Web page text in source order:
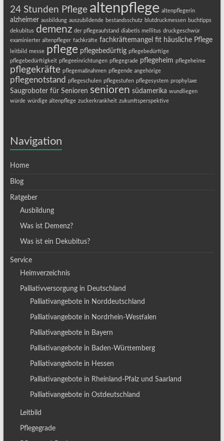
24 Stunden Pflege altenpflege altenpflegerin
alzheimer ausbildung auszubildende bestandsschutz blutdruckmessen buchtipps
dekubitus demenz der pflegeaufstand diabetis mellitus druckgeschwür
examinierter altenpfleger fachkräfte fachkräftemangel fit häusliche Pflege
leitbild messe pflege pflegebedürftig pflegebedürftige
pflegebedürftigkeit pflegeeinrichtungen pflegegrade pflegeheim pflegeheime
pflegekräfte pflegemaßnahmen pflegende angehörige
pflegenotstand pflegeschulen pflegestufen pflegesystem prophylaxe
Saugroboter für Senioren senioren südamerika wundliegen
würde würdige altenpflege zuckerkrankheit zukunftsperspektive
Navigation
Home
Blog
Ratgeber
Ausbildung
Was ist Demenz?
Was ist ein Dekubitus?
Service
Heimverzeichnis
Palliativversorgung in Deutschland
Palliativangebote in Norddeutschland
Palliativangebote in Nordrhein-Westfalen
Palliativangebote in Bayern
Palliativangebote in Baden-Württemberg
Palliativangebote in Hessen
Palliativangebote in Rheinland-Pfalz und Saarland
Palliativangebote in Ostdeutschland
Leitbild
Pflegegrade